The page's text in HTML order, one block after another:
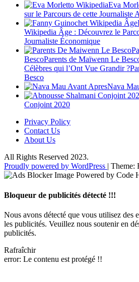
Eva
sur le Parcours de cette Journaliste
Wikipedia Âge : Découvrez le
Journaliste Économique
BescoParents de Maïwenn Le
Célèbres qui l’Ont Vue Grandir
Besco
Nava
Conjoint 2020
Privacy Policy
Contact Us
About Us
All Rights Reserved 2023.
Proudly powered by WordPress | Theme:
Bloqueur de publicités détecté !!!
Nous avons détecté que vous utilisez des
les publicités. Veuillez nous soutenir en
publicités.
Rafraîchir
error: Le contenu est protégé !!